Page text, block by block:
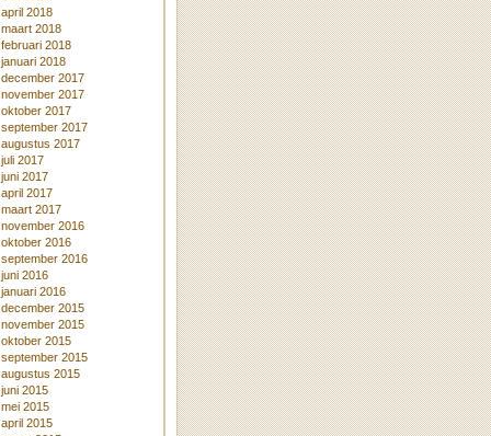
april 2018
maart 2018
februari 2018
januari 2018
december 2017
november 2017
oktober 2017
september 2017
augustus 2017
juli 2017
juni 2017
april 2017
maart 2017
november 2016
oktober 2016
september 2016
juni 2016
januari 2016
december 2015
november 2015
oktober 2015
september 2015
augustus 2015
juni 2015
mei 2015
april 2015